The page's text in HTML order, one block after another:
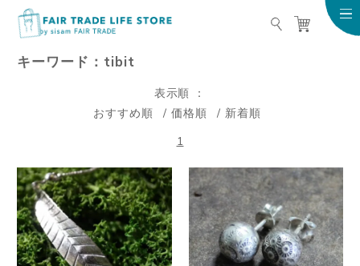
FAIR TRADE LIFE
キーワード：tibit
表示順
おすすめ順
価格順
新着順
1